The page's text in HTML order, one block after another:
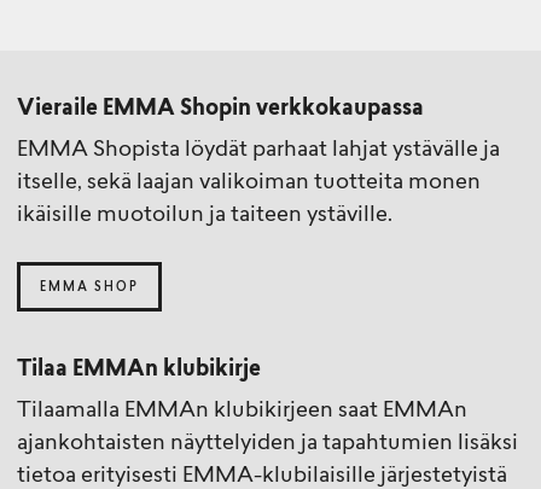
Vieraile EMMA Shopin verkkokaupassa
EMMA Shopista löydät parhaat lahjat ystävälle ja
itselle, sekä laajan valikoiman tuotteita monen
ikäisille muotoilun ja taiteen ystäville.
EMMA SHOP
Tilaa EMMAn klubikirje
Tilaamalla EMMAn klubikirjeen saat EMMAn
ajankohtaisten näyttelyiden ja tapahtumien lisäksi
tietoa erityisesti EMMA-klubilaisille järjestetyistä